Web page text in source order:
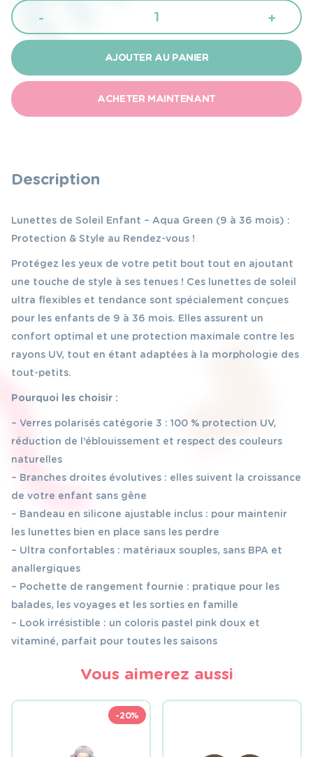
-
quantité
de
Izipizi
Lunettes
de
soleil
36m
+
AJOUTER AU PANIER
ACHETER MAINTENANT
Description
Lunettes de Soleil Enfant – Aqua Green (9 à 36 mois) :
Protection & Style au Rendez-vous !
Protégez les yeux de votre petit bout tout en ajoutant
une touche de style à ses tenues ! Ces lunettes de soleil
ultra flexibles et tendance sont spécialement conçues
pour les enfants de 9 à 36 mois. Elles assurent un
confort optimal et une protection maximale contre les
rayons UV, tout en étant adaptées à la morphologie des
tout-petits.
Pourquoi les choisir :
– Verres polarisés catégorie 3 : 100 % protection UV,
réduction de l’éblouissement et respect des couleurs
naturelles
– Branches droites évolutives : elles suivent la croissance
de votre enfant sans gêne
– Bandeau en silicone ajustable inclus : pour maintenir
les lunettes bien en place sans les perdre
– Ultra confortables : matériaux souples, sans BPA et
anallergiques
– Pochette de rangement fournie : pratique pour les
balades, les voyages et les sorties en famille
– Look irrésistible : un coloris pastel pink doux et
vitaminé, parfait pour toutes les saisons
Vous aimerez aussi
-20%